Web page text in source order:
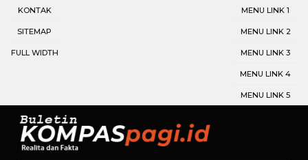
KONTAK
SITEMAP
FULL WIDTH
MENU LINK 1
MENU LINK 2
MENU LINK 3
MENU LINK 4
MENU LINK 5